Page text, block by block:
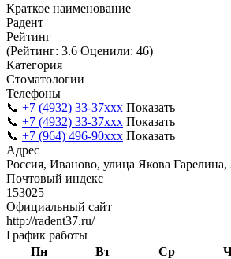
Краткое наименование
Радент
Рейтинг
(Рейтинг: 3.6 Оценили: 46)
Категория
Стоматологии
Телефоны
📞 +7 (4932) 33-37xxx Показать
📞 +7 (4932) 33-37xxx Показать
📞 +7 (964) 496-90xxx Показать
Адрес
Россия, Иваново, улица Якова Гарелина,
Почтовый индекс
153025
Официальный сайт
http://radent37.ru/
График работы
Пн
Вт Ср